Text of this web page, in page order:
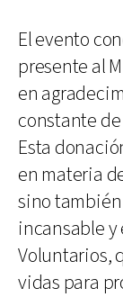
El evento
presente al
en
constante
Esta
en materia
sino
incansable y
Voluntarios,
vidas para